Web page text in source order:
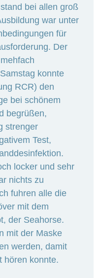
bei allen groß
war unter
für
Der
konnte
RCR) den
bei schönem
begrüßen,
strenger
Test,
locker und sehr
nichts zu
fuhren alle die
mit dem
der Seahorse.
mit der Maske
werden, damit
hören konnte.